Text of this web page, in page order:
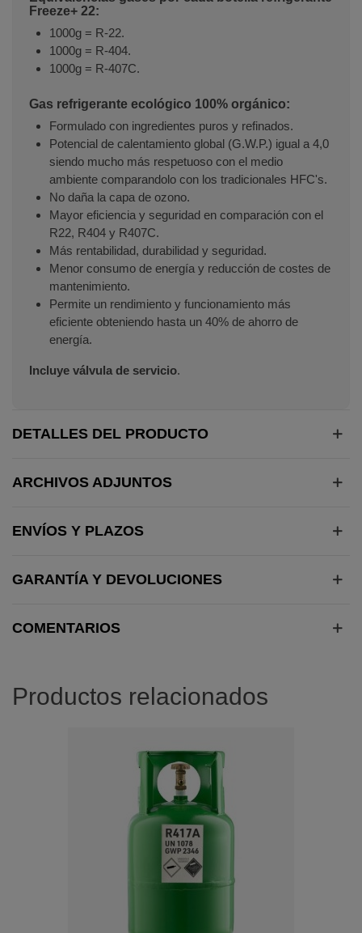
Freeze+ 22:
1000g = R-22.
1000g = R-404.
1000g = R-407C.
Gas refrigerante ecológico 100% orgánico:
Formulado con ingredientes puros y refinados.
Potencial de calentamiento global (G.W.P.) igual a 4,0
siendo mucho más respetuoso con el medio
ambiente comparandolo con los tradicionales HFC's.
No daña la capa de ozono.
Mayor eficiencia y seguridad en comparación con el
R22, R404 y R407C.
Más rentabilidad, durabilidad y seguridad.
Menor consumo de energía y reducción de costes de
mantenimiento.
Permite un rendimiento y funcionamiento más
eficiente obteniendo hasta un 40% de ahorro de
energía.
Incluye válvula de servicio.
DETALLES DEL PRODUCTO
ARCHIVOS ADJUNTOS
ENVÍOS Y PLAZOS
GARANTÍA Y DEVOLUCIONES
COMENTARIOS
Productos relacionados